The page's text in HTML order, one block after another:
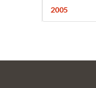
2005